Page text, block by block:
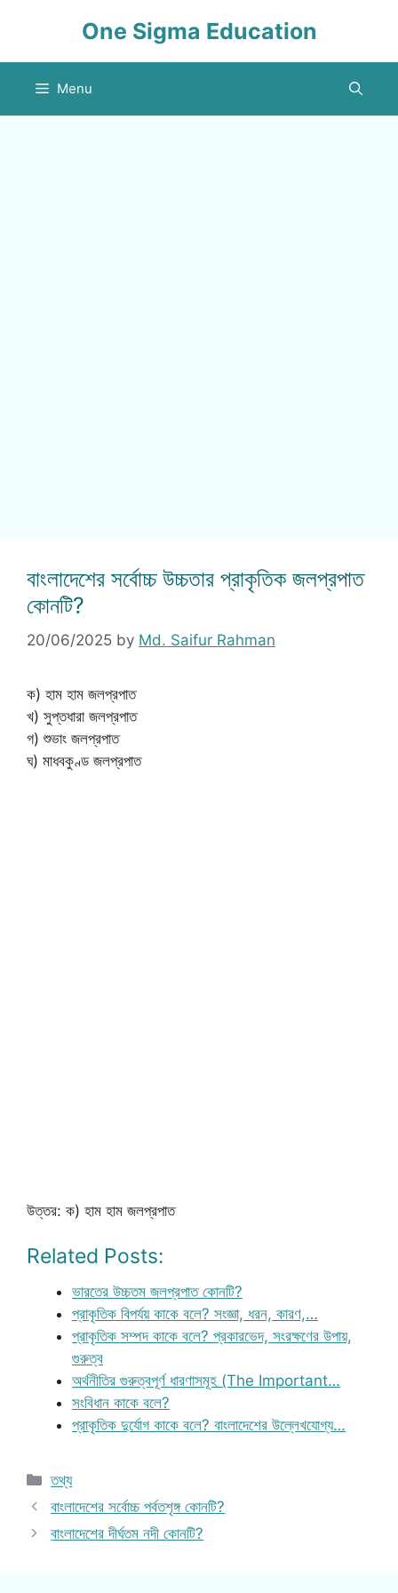
One Sigma Education
Menu
বাংলাদেশের সর্বোচ্চ উচ্চতার প্রাকৃতিক জলপ্রপাত
কোনটি?
20/06/2025 by Md. Saifur Rahman
ক) হাম হাম জলপ্রপাত
খ) সুপ্তধারা জলপ্রপাত
গ) শুভাং জলপ্রপাত
ঘ) মাধবকুণ্ড জলপ্রপাত
উত্তর: ক) হাম হাম জলপ্রপাত
Related Posts:
ভারতের উচ্চতম জলপ্রপাত কোনটি?
প্রাকৃতিক বিপর্যয় কাকে বলে? সংজ্ঞা, ধরন, কারণ,…
প্রাকৃতিক সম্পদ কাকে বলে? প্রকারভেদ, সংরক্ষণের উপায়,
গুরুত্ব
অর্থনীতির গুরুত্বপূর্ণ ধারণাসমূহ (The Important…
সংবিধান কাকে বলে?
প্রাকৃতিক দুর্যোগ কাকে বলে? বাংলাদেশের উল্লেখযোগ্য…
Categories
তথ্য
বাংলাদেশের সর্বোচ্চ পর্বতশৃঙ্গ কোনটি?
বাংলাদেশের দীর্ঘতম নদী কোনটি?